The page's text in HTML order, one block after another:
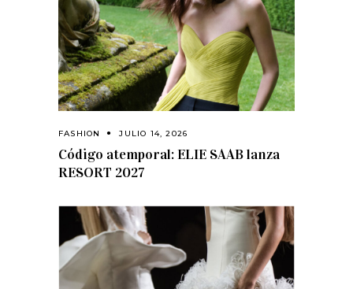
FASHION JULIO 14, 2026
Código atemporal: ELIE SAAB lanza
RESORT 2027